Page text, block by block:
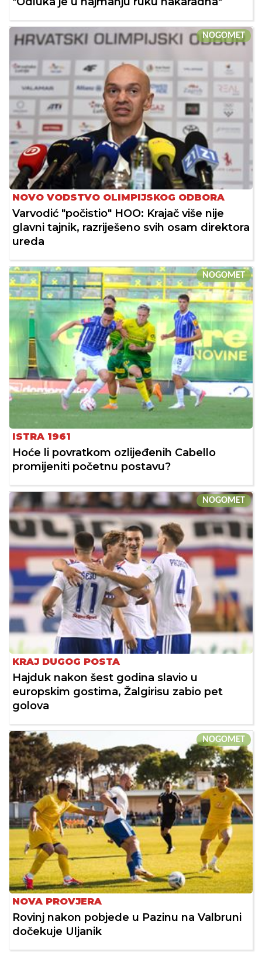
NOGOMET
NOVO VODSTVO OLIMPIJSKOG ODBORA
Varvodić "počistio" HOO: Krajač više nije
glavni tajnik, razriješeno svih osam direktora
ureda
NOGOMET
ISTRA 1961
Hoće li povratkom ozlijeđenih Cabello
promijeniti početnu postavu?
NOGOMET
KRAJ DUGOG POSTA
Hajduk nakon šest godina slavio u
europskim gostima, Žalgirisu zabio pet
golova
NOGOMET
NOVA PROVJERA
Rovinj nakon pobjede u Pazinu na Valbruni
dočekuje Uljanik